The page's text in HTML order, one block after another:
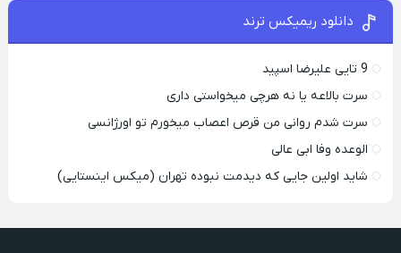
دانلود ریمیکس ترند
9 تایی علیرضا اسپید
سرت بالاعه یا نه هرچی میخواستی داری
سرت شدم روانی من قرص اعصاب میخورم تو اورژانسی
الوعده وفا ابی عالی
شاید اولین جایی که دیدمت نبوده تهران (میکس اینستایی)